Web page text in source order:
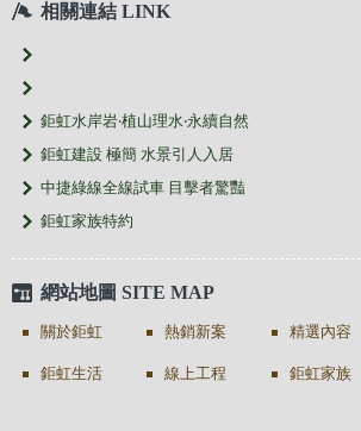
網站地圖 SITE MAP
關於鉅虹
鉅虹生活
熱銷新案
線上工程
精選內容
鉅虹家族
相關連結 LINK
鉅虹水岸岩‧植山理水‧永續自然
鉅虹建設 極簡 水景引人入居
中捷綠線全線試車 目擊者驚豔
鉅虹家族特約